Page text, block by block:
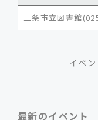
三条市立図書館
イベ
最新のイベント